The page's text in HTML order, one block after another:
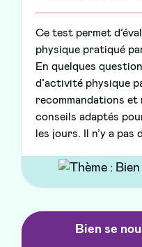
Ce test permet
physique pratiqué
En quelques
d’activité physique
recommandations et
conseils adaptés
les jours. Il n’y a pas
Bien se